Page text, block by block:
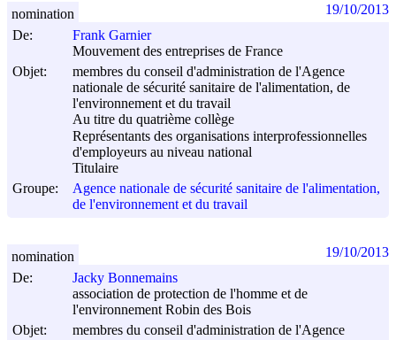
De:
Frank Garnier
Mouvement des entreprises de France
Objet:
membres du conseil d'administration de l'Agence
nationale de sécurité sanitaire de l'alimentation, de
l'environnement et du travail
Au titre du quatrième collège
Représentants des organisations interprofessionnelles
d'employeurs au niveau national
Titulaire
Groupe:
Agence nationale de sécurité sanitaire de l'alimentation,
de l'environnement et du travail
nomination 19/10/2013
De:
Jacky Bonnemains
association de protection de l'homme et de
l'environnement Robin des Bois
Objet:
membres du conseil d'administration de l'Agence
nomination 19/10/2013